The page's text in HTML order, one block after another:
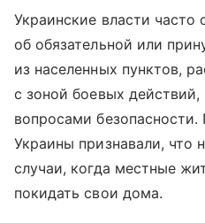
Украинские власти часто
об обязательной или
из населенных пунктов,
с зоной боевых
вопросами
Украины признавали, что
случаи, когда местные
покидать свои дома.